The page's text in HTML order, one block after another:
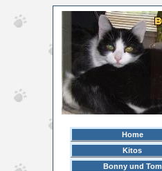
Home
Kitos
Bonny und Tom